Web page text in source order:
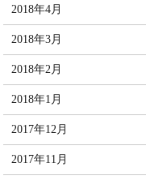
2018年4月
2018年3月
2018年2月
2018年1月
2017年12月
2017年11月